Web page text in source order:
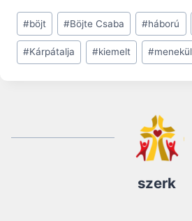
Post
Tags:
#böjt #Böjte Csaba #háború
#Kárpátalja #kiemelt #
szerk